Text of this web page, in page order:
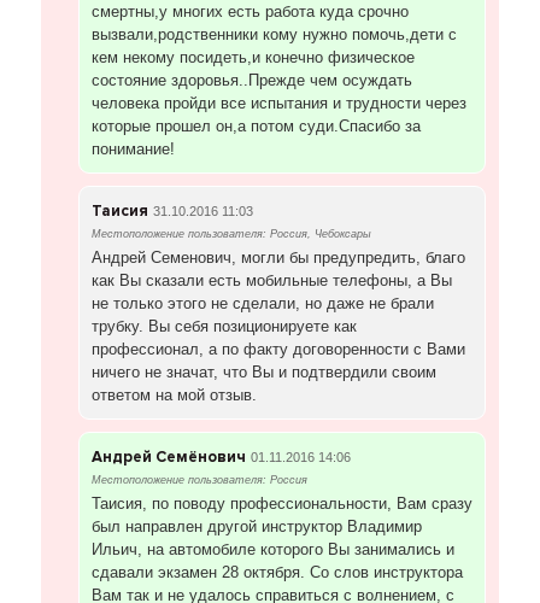
смертны,у многих есть работа куда срочно
вызвали,родственники кому нужно помочь,дети с
кем некому посидеть,и конечно физическое
состояние здоровья..Прежде чем осуждать
человека пройди все испытания и трудности через
которые прошел он,а потом суди.Спасибо за
понимание!
Таисия 31.10.2016 11:03
Местоположение пользователя: Россия, Чебоксары
Андрей Семенович, могли бы предупредить, благо
как Вы сказали есть мобильные телефоны, а Вы
не только этого не сделали, но даже не брали
трубку. Вы себя позиционируете как
профессионал, а по факту договоренности с Вами
ничего не значат, что Вы и подтвердили своим
ответом на мой отзыв.
Андрей Семёнович 01.11.2016 14:06
Местоположение пользователя: Россия
Таисия, по поводу профессиональности, Вам сразу
был направлен другой инструктор Владимир
Ильич, на автомобиле которого Вы занимались и
сдавали экзамен 28 октября. Со слов инструктора
Вам так и не удалось справиться с волнением, с